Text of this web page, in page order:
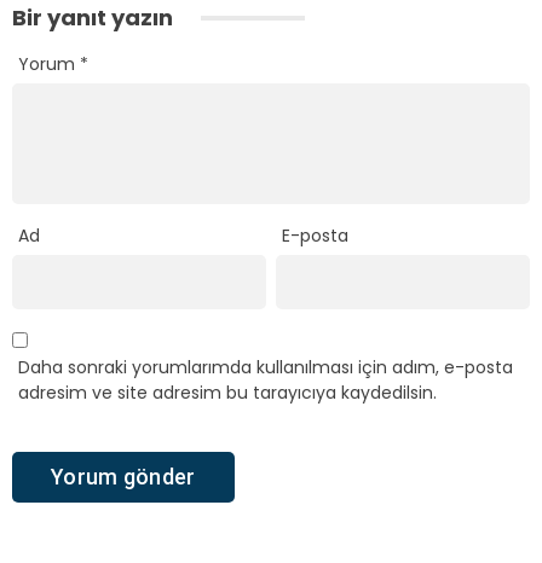
Bir yanıt yazın
Yorum *
Ad E-posta
Daha sonraki yorumlarımda kullanılması için adım, e-posta
adresim ve site adresim bu tarayıcıya kaydedilsin.